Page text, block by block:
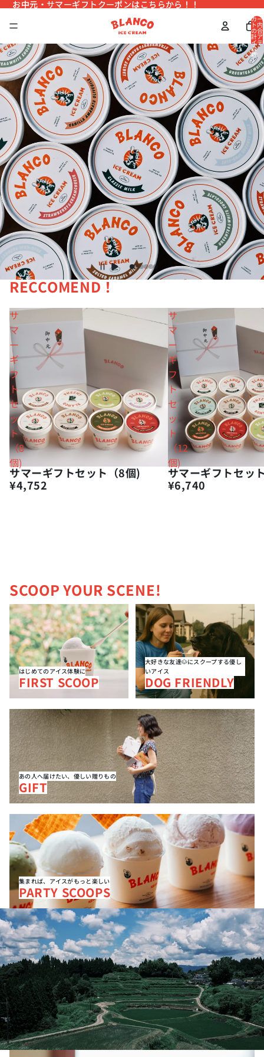
お中元・サマーギフトクーポンはこちらから！！
お中元・サマーギフトクーポンはこちらから！！
カー
ト内
の合
計ア
イテ
ム
数:
0
RECCOMEND！
サ
マ
ー
ギ
フ
ト
セ
ッ
ト
（8
個)
サマーギフトセット（8個)
¥4,752
サ
マ
ー
ギ
フ
ト
セ
ッ
ト
（12
個)
サマーギフトセッ
¥6,740
SCOOP YOUR SCENE!
FIRST SCOOP
はじめてのアイス体験に
FIRST SCOOP
DOG FRIENDLY
大好きな友達🐶にスクープする優し
いアイス
DOG FRIENDLY
GIFT
あの人へ届けたい、優しい贈りもの
GIFT
PARTY SCOOPS
集まれば、アイスがもっと楽しい
PARTY SCOOPS